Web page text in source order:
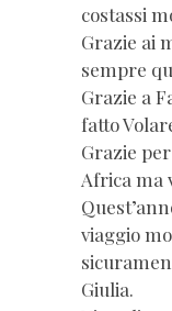
costassi
Grazie ai
sempre
Grazie a
fatto
Grazie
Africa ma
viaggio
Giulia.